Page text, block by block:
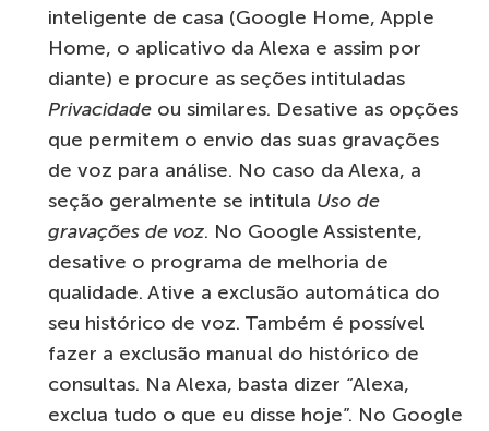
inteligente de casa (Google Home, Apple
Home, o aplicativo da Alexa e assim por
diante) e procure as seções intituladas
Privacidade ou similares. Desative as opções
que permitem o envio das suas gravações
de voz para análise. No caso da Alexa, a
seção geralmente se intitula Uso de
gravações de voz. No Google Assistente,
desative o programa de melhoria de
qualidade. Ative a exclusão automática do
seu histórico de voz. Também é possível
fazer a exclusão manual do histórico de
consultas. Na Alexa, basta dizer “Alexa,
exclua tudo o que eu disse hoje”. No Google